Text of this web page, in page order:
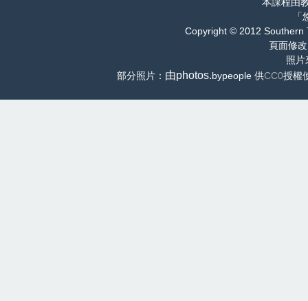
Copyright © 2012 Southern
頁面修
照片
部分照片： 由photos.bypeople 供CC0授權